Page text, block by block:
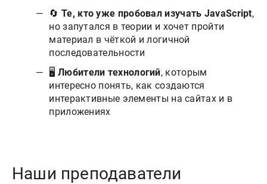
🔄 Те, кто уже пробовал изучать JavaScript,
но запутался в теории и хочет пройти
материал в чёткой и логичной
последовательности
🖥 Любители технологий, которым
интересно понять, как создаются
интерактивные элементы на сайтах и в
приложениях
Наши преподаватели